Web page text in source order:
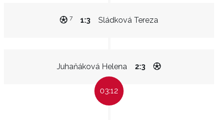
Sládková Tereza
1:3
7
Juhaňáková Helena 2:3
03:12